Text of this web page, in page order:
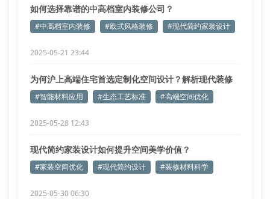
如何选择靠谱的中高档室内装修公司？
#中高档室内装修 #欧式风格装修 #现代简约家装设计
2025-05-21 23:44
为何沪上高端住宅首选定制化空间设计？解析现代装修
新趋势
#智能材料应用 #生态工艺标准 #高端空间优化
2025-05-28 12:43
现代简约家装设计如何提升空间美学价值？
#家装空间优化 #现代简约设计 #装修材料科学
2025-05-30 06:30